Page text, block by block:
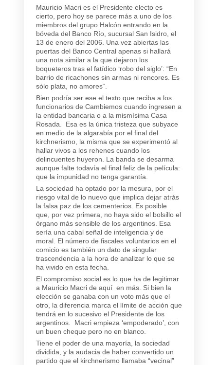
Mauricio Macri es el Presidente electo es
cierto, pero hoy se parece más a uno de los
miembros del grupo Halcón entrando en la
bóveda del Banco Río, sucursal San Isidro, el
13 de enero del 2006. Una vez abiertas las
puertas del Banco Central apenas si hallará
una nota similar a la que dejaron los
boqueteros tras el fatídico ‘robo del siglo’: “En
barrio de ricachones sin armas ni rencores. Es
sólo plata, no amores“.
Bien podría ser ese el texto que reciba a los
funcionarios de Cambiemos cuando ingresen a
la entidad bancaria o a la mismísima Casa
Rosada. Esa es la única tristeza que subyace
en medio de la algarabía por el final del
kirchnerismo, la misma que se experimentó al
hallar vivos a los rehenes cuando los
delincuentes huyeron . La banda se desarma
aunque falte todavía el final feliz de la película:
que la impunidad no tenga garantía.
La sociedad ha optado por la mesura, por el
riesgo vital de lo nuevo que implica dejar atrás
la falsa paz de los cementerios. Es posible
que, por vez primera, no haya sido el bolsillo el
órgano más sensible de los argentinos. Esa
sería una cabal señal de inteligencia y de
moral . El número de fiscales voluntarios en el
comicio es también un dato de singular
trascendencia a la hora de analizar lo que se
ha vivido en esta fecha.
El compromiso social es lo que ha de legitimar
a Mauricio Macri de aquí en más. Si bien la
elección se ganaba con un voto más que el
otro, la diferencia marca el límite de acción que
tendrá en lo sucesivo el Presidente de los
argentinos. Macri empieza ‘empoderado’, con
un buen cheque pero no en blanco.
Tiene el poder de una mayoría, la sociedad
dividida, y la audacia de haber convertido un
partido que el kirchnerismo llamaba “vecinal”